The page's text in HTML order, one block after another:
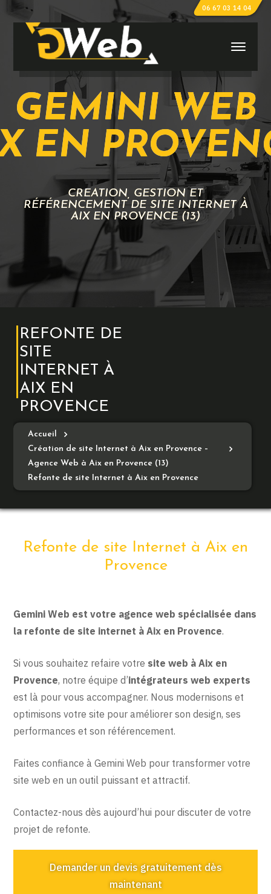
06 67 03 14 04
GEMINI WEB
EN
CRÉATION, GESTION ET
RÉFÉRENCEMENT DE SITE INTERNET À
AIX EN PROVENCE (13)
REFONTE DE
SITE
INTERNET À
AIX EN
PROVENCE
Accueil
Création de site Internet à Aix en Provence –
Agence Web à Aix en Provence (13)
Refonte de site Internet à Aix en Provence
Refonte de site Internet à Aix en
Provence
Gemini Web est votre agence web spécialisée dans
la refonte de site internet à Aix en Provence.
Si vous souhaitez refaire votre site web à Aix en
Provence, notre équipe d’intégrateurs web experts
est là pour vous accompagner. Nous modernisons et
optimisons votre site pour améliorer son design, ses
performances et son référencement.
Faites confiance à Gemini Web pour transformer votre
site web en un outil puissant et attractif.
Contactez-nous dès aujourd’hui pour discuter de votre
projet de refonte.
Demander un devis gratuitement dès
maintenant